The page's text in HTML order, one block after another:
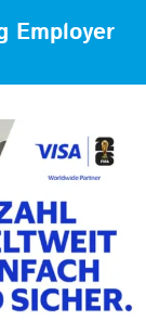
Employer